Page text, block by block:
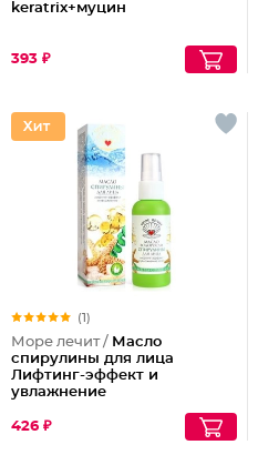
keratrix+муцин
393 ₽
(1)
Море лечит / Масло
спирулины для лица
Лифтинг-эффект и
увлажнение
426 ₽